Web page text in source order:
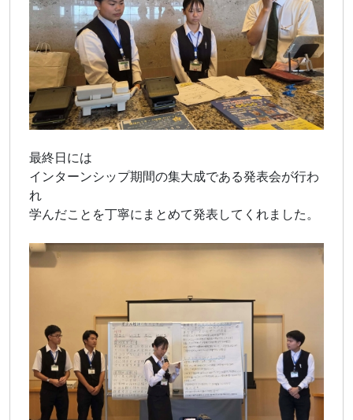
最終日には
インターンシップ期間の集大成である発表会が行わ
れ
学んだことを丁寧にまとめて発表してくれました。